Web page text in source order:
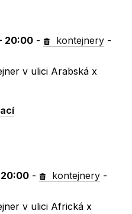
20:00 - kontejnery -
v ulici Arabská x
20:00 - kontejnery -
v ulici Africká x